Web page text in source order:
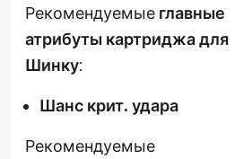
Рекомендуемые главные
атрибуты картриджа для
Шинку:
Шанс крит. удара
Рекомендуемые